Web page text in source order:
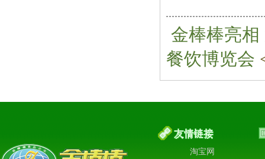
金棒棒亮相
餐饮博览会
淘宝网